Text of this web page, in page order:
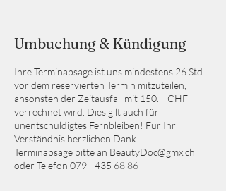
Umbuchung & Kündigung
Ihre Terminabsage ist uns mindestens 26 Std.
vor dem reservierten Termin mitzuteilen,
ansonsten der Zeitausfall mit 150.-- CHF
verrechnet wird. Dies gilt auch für
unentschuldigtes Fernbleiben! Für Ihr
Verständnis herzlichen Dank.
Terminabsage bitte an BeautyDoc@gmx.ch
oder Telefon 079 - 435 68 86